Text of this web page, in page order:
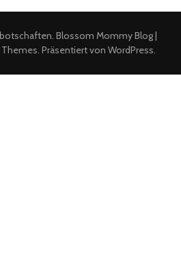
. Blossom Mommy Blog |
. Präsentiert von WordPress.